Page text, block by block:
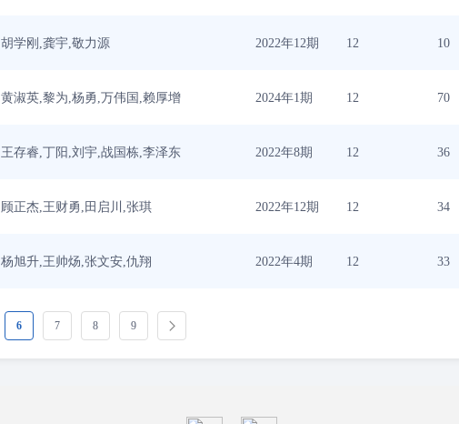
胡学刚,龚宇,敬力源 2022年12期 12 10
黄淑英,黎为,杨勇,万伟国,赖厚增 2024年1期 12 70
王存睿,丁阳,刘宇,战国栋,李泽东 2022年8期 12 36
顾正杰,王财勇,田启川,张琪 2022年12期 12 34
杨旭升,王帅炀,张文安,仇翔 2022年4期 12 33
6 7 8 9